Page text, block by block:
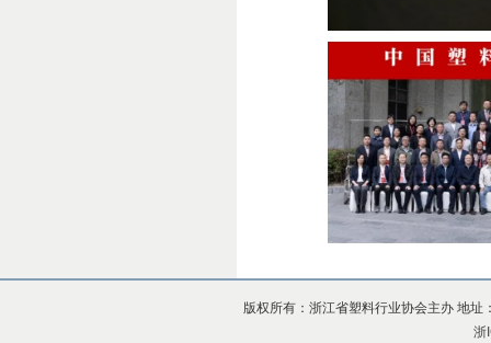
版权所有：浙江省塑料行业协会主办 地
浙